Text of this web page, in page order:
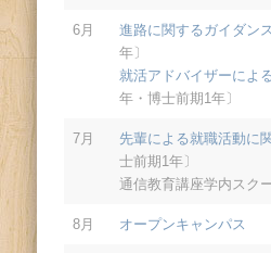
6月 進路に関するガイダンス
年〕
就活アドバイザーによ
年・博士前期1年〕
7月 先輩による就職活動に
士前期1年〕
通信教育講座学内スク
8月 オープンキャンパス